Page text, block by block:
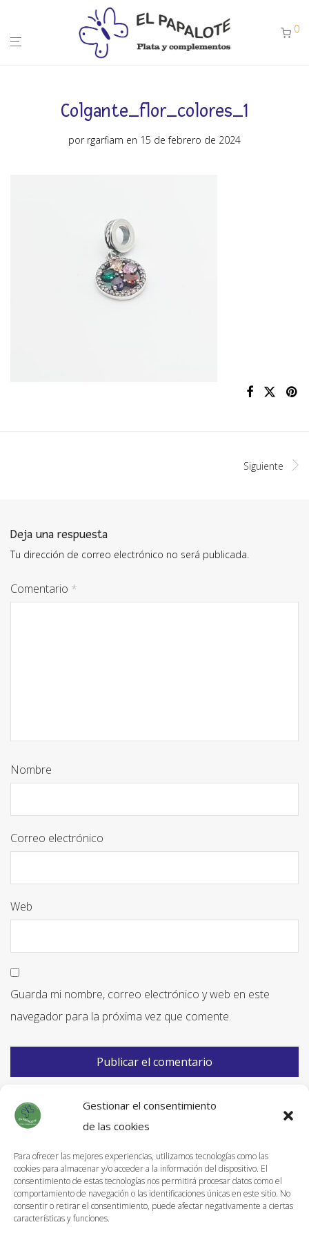
Gestionar el consentimiento
de las cookies
Para ofrecer las mejores experiencias, utilizamos tecnologías como las
cookies para almacenar y/o acceder a la información del dispositivo. El
consentimiento de estas tecnologías nos permitirá procesar datos como el
comportamiento de navegación o las identificaciones únicas en este sitio. No
consentir o retirar el consentimiento, puede afectar negativamente a ciertas
características y funciones.
0
Colgante_flor_colores_1
por rgarfiam en 15 de febrero de 2024
Siguiente
Deja una respuesta
Tu dirección de correo electrónico no será publicada.
Comentario *
Nombre
Correo electrónico
Web
Guarda mi nombre, correo electrónico y web en este
navegador para la próxima vez que comente.
Información de Envíos
Política de devoluciones